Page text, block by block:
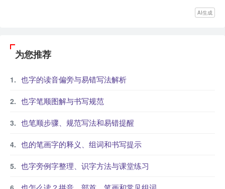
AI生成
为您推荐
也字的读音偏旁与易错写法解析
也字笔顺图解与书写规范
也笔顺步骤、规范写法和易错提醒
也的笔画字的释义、组词和书写提示
也字旁例字整理、识字方法与课堂练习